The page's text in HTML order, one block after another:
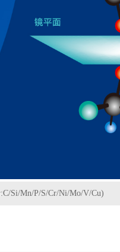
Si/Mn/P/S/Cr/Ni/Mo/V/Cu)